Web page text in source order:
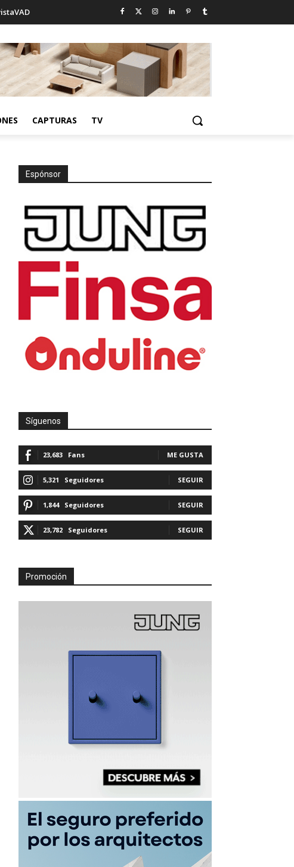
CAPTURAS TV
Espónsor
Síguenos
23,683 Fans ME GUSTA
5,321 Seguidores SEGUIR
1,844 Seguidores SEGUIR
23,782 Seguidores SEGUIR
Promoción